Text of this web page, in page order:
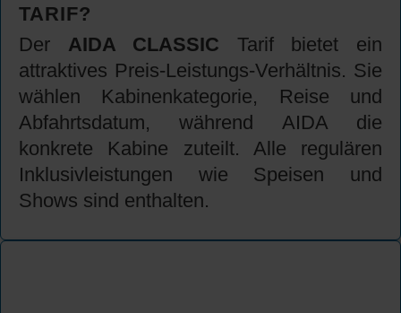
TARIF?
Der AIDA CLASSIC Tarif bietet ein
attraktives Preis-Leistungs-Verhältnis. Sie
wählen Kabinenkategorie, Reise und
Abfahrtsdatum, während AIDA die
konkrete Kabine zuteilt. Alle regulären
Inklusivleistungen wie Speisen und
Shows sind enthalten.